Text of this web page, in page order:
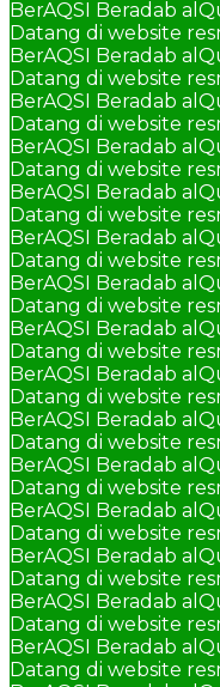
BerAQSI Beradab
Datang di website
BerAQSI Beradab
Datang di website
BerAQSI Beradab
Datang di website
BerAQSI Beradab
Datang di website
BerAQSI Beradab
Datang di website
BerAQSI Beradab
Datang di website
BerAQSI Beradab
Datang di website
BerAQSI Beradab
Datang di website
BerAQSI Beradab
Datang di website
BerAQSI Beradab
Datang di website
BerAQSI Beradab
Datang di website
BerAQSI Beradab
Datang di website
BerAQSI Beradab
Datang di website
BerAQSI Beradab
Datang di website
BerAQSI Beradab
Datang di website